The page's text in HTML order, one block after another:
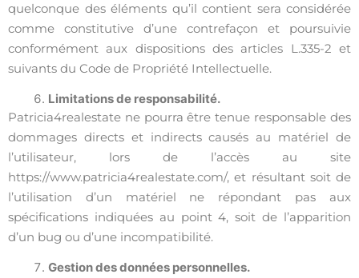
quelconque des éléments qu’il contient sera considérée
comme constitutive d’une contrefaçon et poursuivie
conformément aux dispositions des articles L.335-2 et
suivants du Code de Propriété Intellectuelle.
Limitations de responsabilité.
Patricia4realestate ne pourra être tenue responsable des
dommages directs et indirects causés au matériel de
l’utilisateur, lors de l’accès au site
https://www.patricia4realestate.com/, et résultant soit de
l’utilisation d’un matériel ne répondant pas aux
spécifications indiquées au point 4, soit de l’apparition
d’un bug ou d’une incompatibilité.
Gestion des données personnelles.